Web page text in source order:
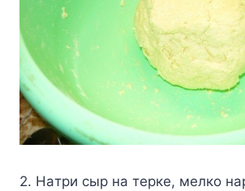
2. Haтpи cыp нa тepкe, мeлкo